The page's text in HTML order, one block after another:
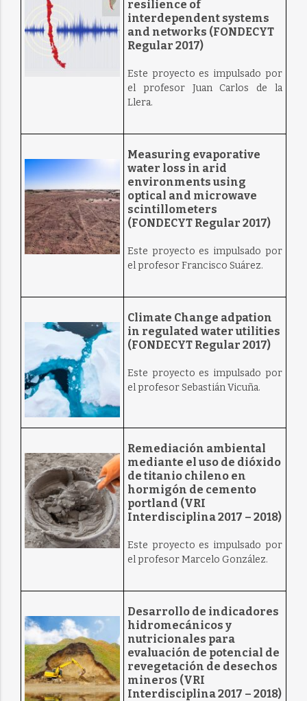
resilience of
interdependent systems
and networks (FONDECYT
Regular 2017)
Este proyecto es impulsado por
el profesor Juan Carlos de la
Llera.
Measuring evaporative
water loss in arid
environments using
optical and microwave
scintillometers
(FONDECYT Regular 2017)
Este proyecto es impulsado por
el profesor Francisco Suárez.
Climate Change adpation
in regulated water utilities
(FONDECYT Regular 2017)
Este proyecto es impulsado por
el profesor Sebastián Vicuña.
Remediación ambiental
mediante el uso de dióxido
de titanio chileno en
hormigón de cemento
portland (VRI
Interdisciplina 2017 – 2018)
Este proyecto es impulsado por
el profesor Marcelo González.
Desarrollo de indicadores
hidromecánicos y
nutricionales para
evaluación de potencial de
revegetación de desechos
mineros (VRI
Interdisciplina 2017 – 2018)